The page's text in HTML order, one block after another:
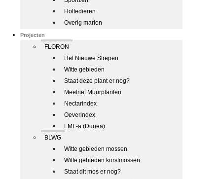
Holtedieren
Overig marien
Projecten
FLORON
Het Nieuwe Strepen
Witte gebieden
Staat deze plant er nog?
Meetnet Muurplanten
Nectarindex
Oeverindex
LMF-a (Dunea)
BLWG
Witte gebieden mossen
Witte gebieden korstmossen
Staat dit mos er nog?